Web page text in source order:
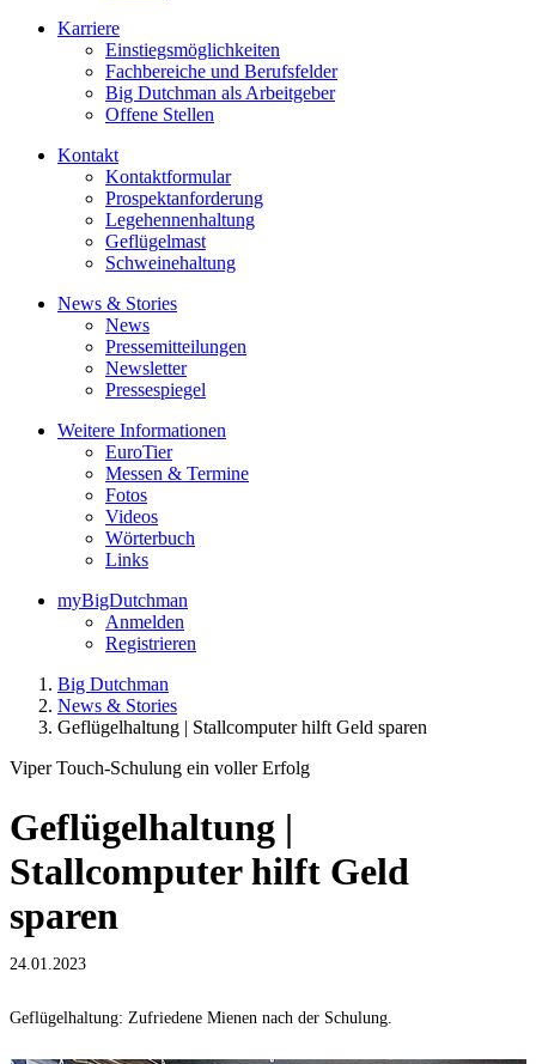
Karriere
Einstiegsmöglichkeiten
Fachbereiche und Berufsfelder
Big Dutchman als Arbeitgeber
Offene Stellen
Kontakt
Kontaktformular
Prospektanforderung
Legehennenhaltung
Geflügelmast
Schweinehaltung
News & Stories
News
Pressemitteilungen
Newsletter
Pressespiegel
Weitere Informationen
EuroTier
Messen & Termine
Fotos
Videos
Wörterbuch
Links
myBigDutchman
Anmelden
Registrieren
Big Dutchman
News & Stories
Geflügelhaltung | Stallcomputer hilft Geld sparen
Viper Touch-Schulung ein voller Erfolg
Geflügelhaltung |
Stallcomputer hilft Geld
sparen
24.01.2023
Geflügelhaltung: Zufriedene Mienen nach der Schulung.